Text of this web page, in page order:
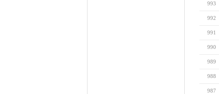
993
992
991
990
989
988
987